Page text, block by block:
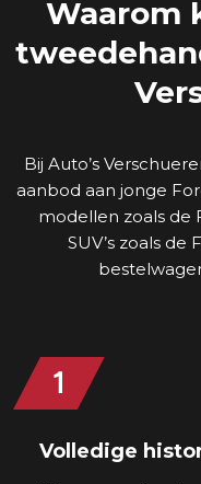
Waarom
Bij Auto’s
aanbod aan jonge
modellen zoals de
SUV’s zoals
Volledige